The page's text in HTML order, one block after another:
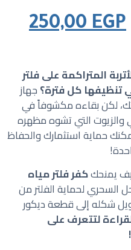
250,00EGP
المتراكمة على فلتر
تنظيفها كل فترة؟جهاز
لكن بقاءه مكشوفاً في
والزيوت التي تشوه مظهره
حماية استثمارك والحفاظ
يمنحككفر فلتر مياه
السحري لحماية الفلتر من
شكله إلى قطعة ديكور
لتتعرف على